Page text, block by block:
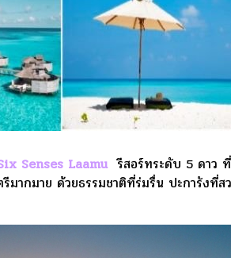
Senses Laamu รีสอร์ทระดับ 5 ดาว
รีมากมาย ด้วยธรรมชาติที่ร่มรื่น ปะการัง